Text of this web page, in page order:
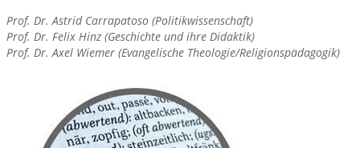
Prof. Dr. Astrid Carrapatoso (Politikwissenschaft)
Prof. Dr. Felix Hinz (Geschichte und ihre Didaktik)
Prof. Dr. Axel Wiemer (Evangelische Theologie/Religionspädagogik)